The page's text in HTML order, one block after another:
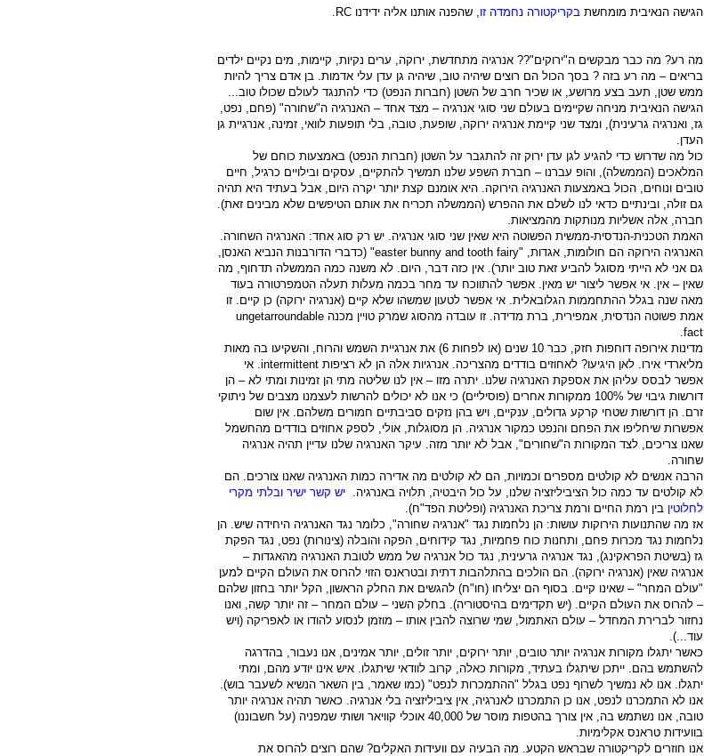
הגישה הנאיבית מומחשת בקריקטורה נחמדה זו , שהפנה אותנו אליה ידידנו RC
מה רע? מה כבר מבקשים ה"ירוקים"?? אנרגיה מתחדשת, ירוקה, ערים נקיות, קיימות, מים נקיים ילדים
בריאים – מה רע בזה ? בסך הכול הם רוצים שיהיה טוב, שיהיה גן עדן עלי אדמות. בן אדם צריך להיות
ממש שטן, תעב בצע מרושע, או שכיר חרב של השטן (חברות הנפט) כדי להתנגד לעולם שכולו טוב...
הגישה הנאיבית מניחה שקיימים בעולם שני סוגי אנרגיה – מצד אחד – האנרגיה ה"שחורה" (פחם, נפט,
גז, ואנרגיה גרעינית), ומצד שני קיימת אנרגיה ירוקה, שופעת, טובה, בלי תופעות לוואי, זמינה, אנרגיית גן
העדן.
כול מה שדרוש כדי להגיע לגן עדן ירוק זה להתגבר על השטן (חברות הנפט) באמצעות כוחם של
המלאכים (הממשלה), והופ עברנו – חברת השפע שלנו תמשיך להתקיים, עסקים ובילויים כרגיל, חיים
טובים ונוחים, הכול באמצעות האנרגיה הירוקה. היא אומנם קצת יותר יקרה היום, אבל בעתיד היא תהיה
גם זולה, ובינתיים כדאי לנו לשלם את ההפרש (הממשלה תכריח את אותם הטיפשים שלא מבינים זאת).
חברה, אלה אשליות מנותקות מהמציאות.
האמת הטכנית-הנדסית-ממשית הפשוטה היא שאין שני סוגי אנרגיה. יש רק סוג אחד: האנרגיה השחורה.
האנרגיה הירוקה הם חולומות, אגדות, easter bunny and tooth fairy"" (כדברי הדורבנות הנביא האנסן,
גם אני לא הייתי מסוגל להביע זאת טוב יותר). אין כזה דבר, היום. לא משנה כמה הממשלה תדחוף, מה
שאין – אין. אי אפשר ליצור יש מאין. אפשר להתווכח עד מחר בכמה מעלות תעלה הטמפרטורה בעוד
מאה שנה בגלל ההתחממות הגלובאלית. אי אפשר לטעון שמשהו שלא קיים (אנרגיה ירוקה) כן קיים. זו
אמת פשוטה הנדסית, אמפירית, ברת מדידה. זו עובדה מהסוג שמרק טויין מכנה ungetarroundable
fact
מדינות אירופה דוחפות חזק, כבר 10 שנים (או לפחות 6) את אנרגיית השמש והרוח, והשקיעו בה מאות
מליארדי אירו. לאן היגיעו? לאחוזים בודדים מהצריכה. אנרגיות אלה הן לא רציפות intermittent . אי
אפשר לבסס עליהן את אספקת האנרגיה שלנו. יתרה מזו – אין לנו שליטה מתי הן זמינות ומתי לא – הן
דורשות גיבוי של 100% ממקורות אחרים (פוסיליים) כי אנו לא יכולים להרשות לעצמנו מצבים של ניתוקי
זרם. הן דורשות שטחי קרקע גדולים, ענקיים, ויש בהן נזקים סביבתיים חמורים משלהם. אין שום
אפשרות שיחליפו את הפחם והנפט כמקור אנרגיה. הן מסוגלות, אולי, לספק אחוזים בודדים מהחשמל
שאנו צריכים, לצד המקורות ה"שחורים", אבל לא יותר מזה. עיקר האנרגיה שלנו עדיין תהיה אנרגיה
שחורה.
הרבה אנשים לא קולטים מספרים וכמויות, הם לא קולטים מה אדירה כמות האנרגיה שאנו צורכים. הם
לא קולטים עד כמה כול הציביליזציה שלנו, על כול היבטיה, תלויה באנרגיה. יש קשר ישיר ובלתי מקרי
לחלוטין בין רמת החיים ורמת צריכת האנרגיה (ופליטת הפד"ח).
אז מה שהתנועות הירוקות עושות: הן נלחמות נגד "אנרגיה שחורה", כלומר נגד האנרגיה היחידה שיש. הן
נלחמות נגד מכרות פחם, ותחנות כוח פחמיות, נגד קידוחים, הפקה והובלה (צינורות) נפט, נגד הפקת
גז (בשיטת הפראקינג), נגד אנרגיה גרעינית, נגד כול אנרגיה של ממש לטובת האנרגיה מהאגדות –
אנרגיה שאין (אנרגיה ירוקה). הם הולכים בהתלהבות דתית ובטראנס הזוי להרוס את העולם הקיים למען
"עולם המחר" – שאינו קיים. בסוף הם יצליחו (חו"ח) להגשים את החלק הראשון, הקל יותר בחזון שלהם
– להרוס את העולם הקיים. (יש תקדימים בהיסטוריה). בחלק השני – עולם המחר – זה יותר קשה, ואנו
נחזור לברירת המחדל – עולם האתמול, שמי שרוצה להבין אותו – מוזמן לנסוע להודו או לאפריקה (ויש
עוד...).
כאשר יתגלו מקורות אנרגיה יותר טובים, יותר ירוקים, יותר זולים, יותר אמינים, אנו נעבור, בהדרגה
להשתמש בהם. ייתכן שיתגלו בעתיד, מקורות כאלה, קרוב לוודאי שיתגלו. איש אינו יודע מהם, ומתי
יתגלו. אנו לא נמשיך לשרוף נפט בגלל "ההתמכרות לנפט" (כמו שאמר, בין השאר הנשיא לשעבר בוש).
אנו לא התמכרנו לנפט, אנו כן התמכרנו לאנרגיה, אין ציביליזציה בלי אנרגיה. כאשר תהיה אנרגיה יותר
טובה, אנו נשתמש בה, אין צורך בהטפות מוסר של 40,000 אוכלי קוויאר ושותי שמפניה (על חשבוננו)
בוועידות טראנס אקלימיות.
אנו חוזרים לקריקטורה שבראש הקטע. מה הבעיה עם וועידות האקלים? שהם רוצים להרוס את